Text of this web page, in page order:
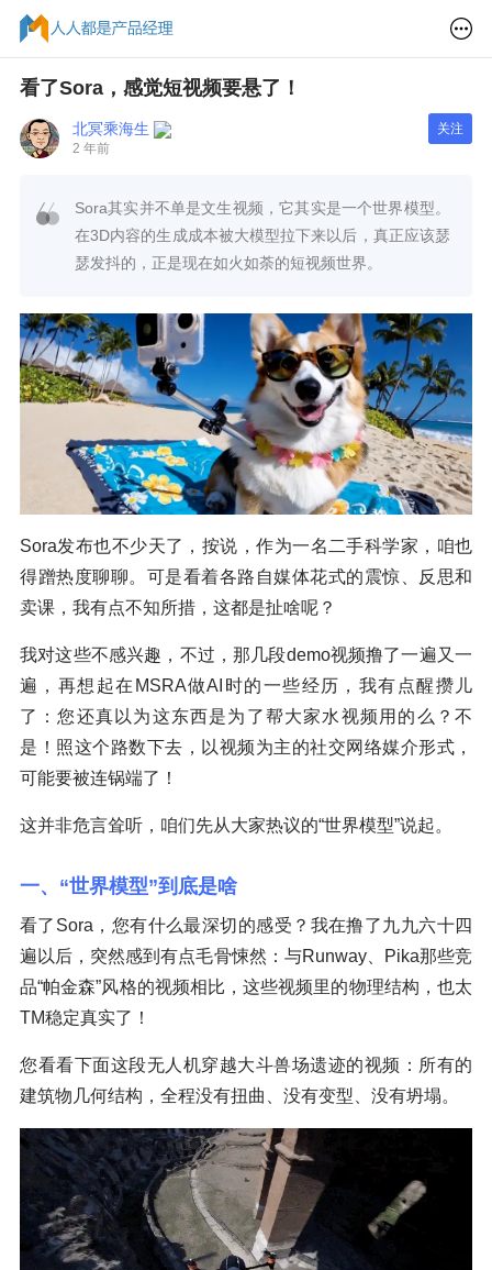
看了Sora，感觉短视频要悬了！
北冥乘海生
2 年前
关注
Sora其实并不单是文生视频，它其实是一个世界模型。
在3D内容的生成成本被大模型拉下来以后，真正应该瑟
瑟发抖的，正是现在如火如荼的短视频世界。
Sora发布也不少天了，按说，作为一名二手科学家，咱也
得蹭热度聊聊。可是看着各路自媒体花式的震惊、反思和
卖课，我有点不知所措，这都是扯啥呢？
我对这些不感兴趣，不过，那几段demo视频撸了一遍又一
遍，再想起在MSRA做AI时的一些经历，我有点醒攒儿
了：您还真以为这东西是为了帮大家水视频用的么？不
是！照这个路数下去，以视频为主的社交网络媒介形式，
可能要被连锅端了！
这并非危言耸听，咱们先从大家热议的“世界模型”说起。
一、“世界模型”到底是啥
看了Sora，您有什么最深切的感受？我在撸了九九六十四
遍以后，突然感到有点毛骨悚然：与Runway、Pika那些竞
品“帕金森”风格的视频相比，这些视频里的物理结构，也太
TM稳定真实了！
您看看下面这段无人机穿越大斗兽场遗迹的视频：所有的
建筑物几何结构，全程没有扭曲、没有变型、没有坍塌。